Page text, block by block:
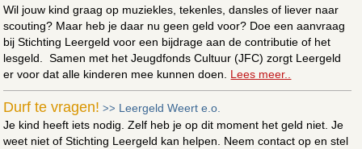
Wil jouw kind graag op muziekles, tekenles, dansles of liever naar
scouting? Maar heb je daar nu geen geld voor? Doe een aanvraag
bij Stichting Leergeld voor een bijdrage aan de contributie of het
lesgeld. Samen met het Jeugdfonds Cultuur (JFC) zorgt Leergeld
er voor dat alle kinderen mee kunnen doen. Lees meer..
Durf te vragen! >> Leergeld Weert e.o.
Je kind heeft iets nodig. Zelf heb je op dit moment het geld niet. Je
weet niet of Stichting Leergeld kan helpen. Neem contact op en stel